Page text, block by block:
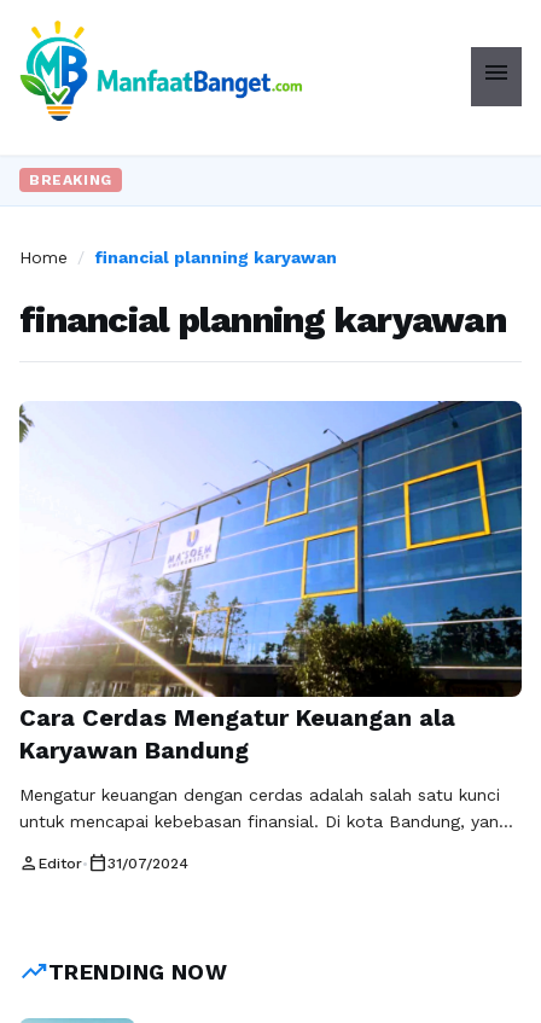
menu
BREAKING
Home / financial planning karyawan
financial planning karyawan
Cara Cerdas Mengatur Keuangan ala
Karyawan Bandung
Mengatur keuangan dengan cerdas adalah salah satu kunci
untuk mencapai kebebasan finansial. Di kota Bandung, yang
Indonesia, banyak karyawan yang berusaha mengelola
Bandung. 1. Buat …Baca Selengkapnya
person Editor• calendar_today31/07/2024
trending_upTRENDING NOW